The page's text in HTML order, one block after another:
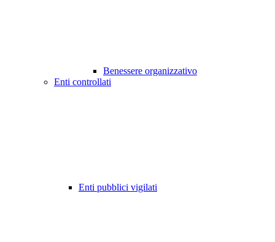
Benessere organizzativo
Enti controllati
Enti pubblici vigilati